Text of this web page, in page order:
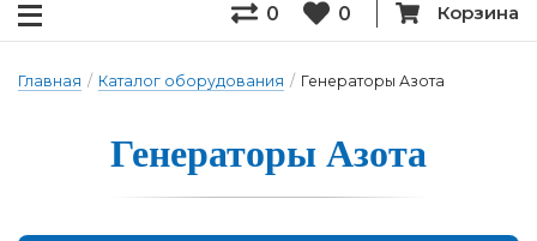
0 0 Корзина
Главная / Каталог оборудования / Генераторы Азота
Генера­то­ры А­зо­та